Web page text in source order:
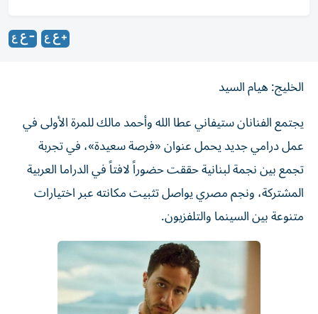
الخليج: هيام السيد
يجتمع الفنانان ستيفاني عطا الله وأحمد مالك للمرة الأولى في
عمل درامي جديد يحمل عنوان «فرصة سعيدة»، في تجربة
تجمع بين نجمة لبنانية حققت حضوراً لافتاً في الدراما العربية
المشتركة، ونجم مصري يواصل تثبيت مكانته عبر اختيارات
متنوعة بين السينما والتلفزيون.